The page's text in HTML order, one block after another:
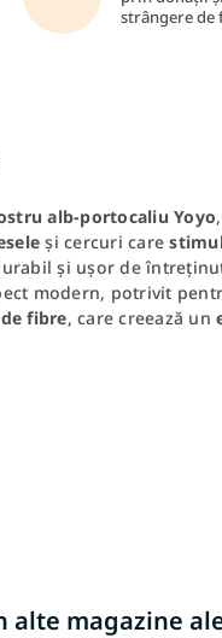
strângere de
alb-portocaliu Yoyo
și cercuri care
și ușor de
modern, potrivit
fibre, care creează un
alte magazine